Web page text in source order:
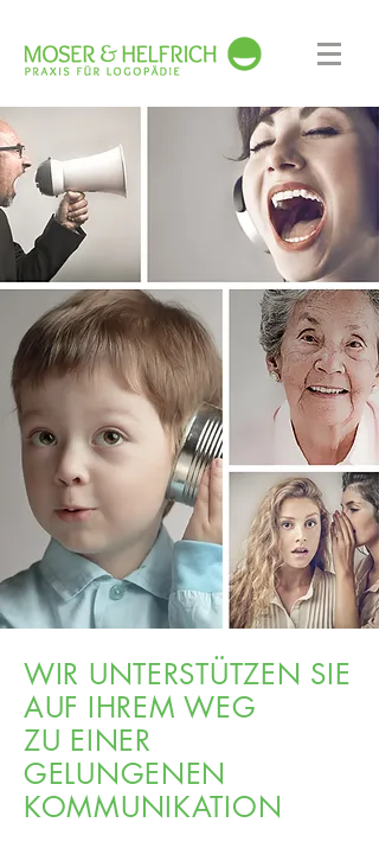
WIR UNTERSTÜTZEN SIE
AUF IHREM WEG
ZU EINER
GELUNGENEN
KOMMUNIKATION